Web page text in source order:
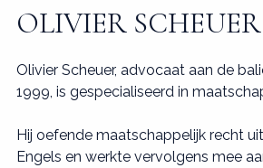
OLIVIER SCHEUER
Olivier Scheuer, advocaat aan de
1999, is gespecialiseerd in
Hij oefende maatschappelijk recht
Engels en werkte vervolgens mee